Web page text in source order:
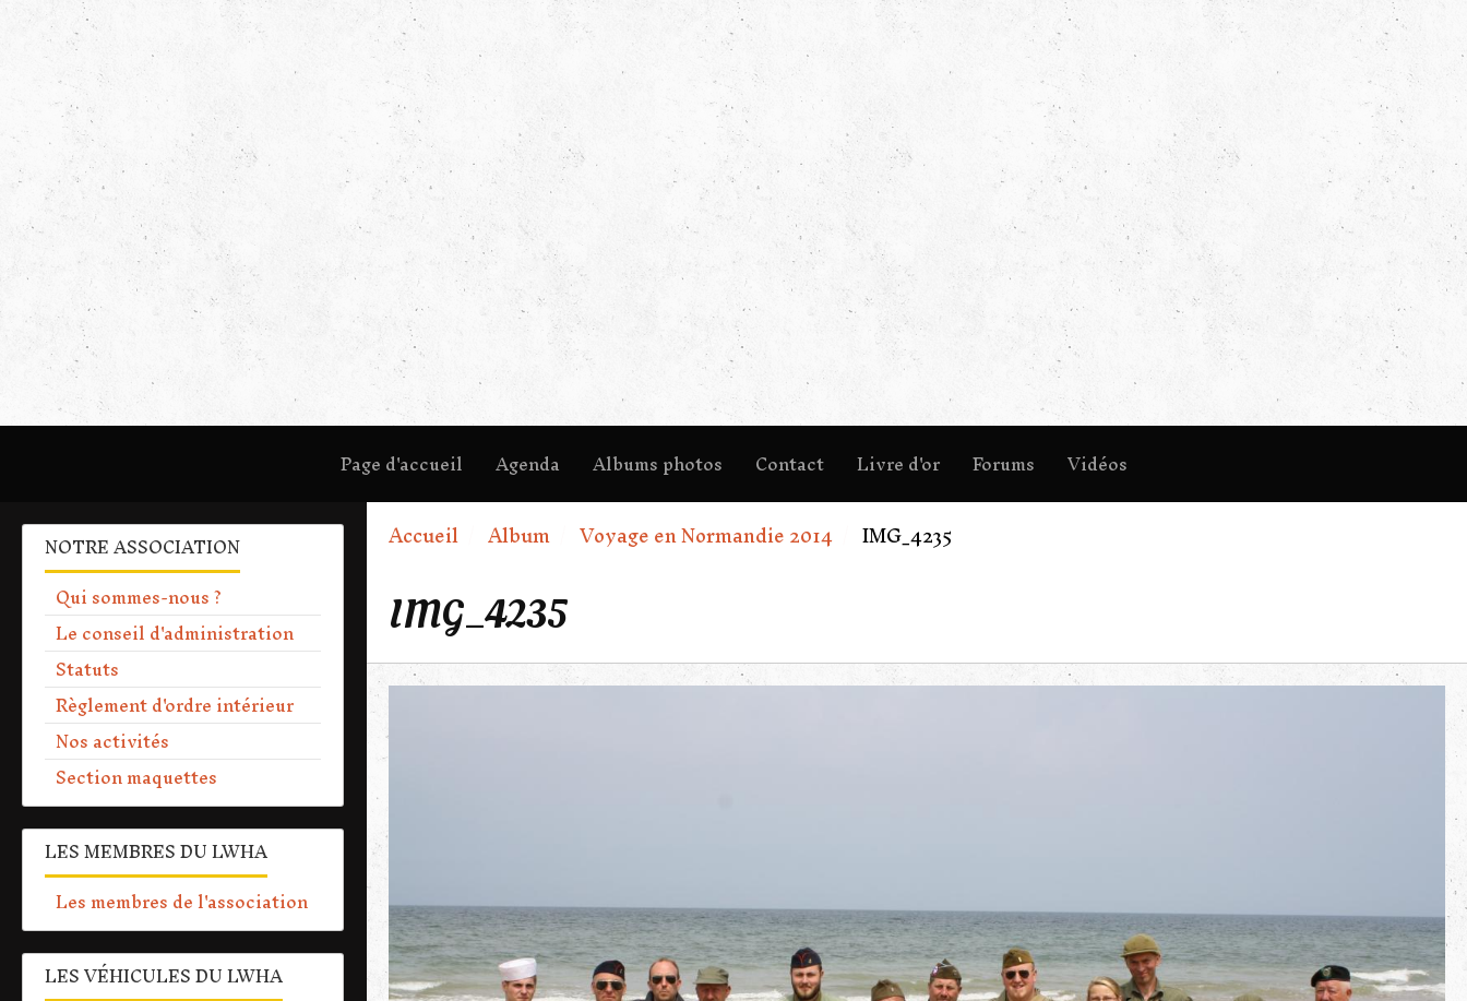
Page d'accueil Agenda Albums photos Contact Livre d'or Forums Vidéos
Accueil Album Voyage en Normandie 2014 IMG_4235
IMG_4235
NOTRE ASSOCIATION
Qui sommes-nous ?
Le conseil d'administration
Statuts
Règlement d'ordre intérieur
Nos activités
Section maquettes
LES MEMBRES DU LWHA
Les membres de l'association
LES VÉHICULES DU LWHA